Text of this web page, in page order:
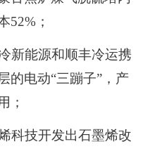
52%；
新能源和顺丰冷运携
的电动“三蹦子”，产
；
科技开发出石墨烯改